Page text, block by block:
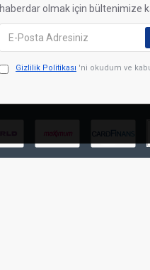
haberdar olmak için bültenimize
Gizlilik Politikası 'ni okudum ve